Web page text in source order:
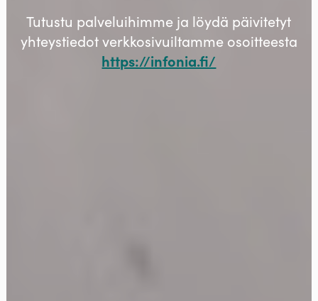
Tutustu palveluihimme ja löydä päivitetyt
yhteystiedot verkkosivuiltamme osoitteesta
https://infonia.fi/